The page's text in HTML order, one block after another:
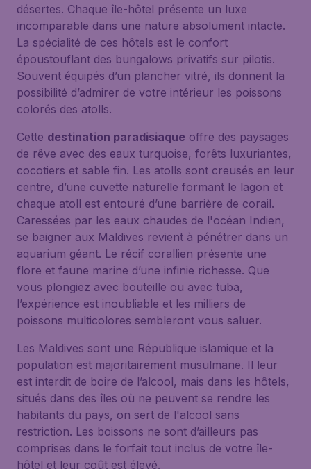
désertes. Chaque île-hôtel présente un luxe
incomparable dans une nature absolument intacte.
La spécialité de ces hôtels est le confort
époustouflant des bungalows privatifs sur pilotis.
Souvent équipés d’un plancher vitré, ils donnent la
possibilité d’admirer de votre intérieur les poissons
colorés des atolls.
Cette destination paradisiaque offre des paysages
de rêve avec des eaux turquoise, forêts luxuriantes,
cocotiers et sable fin. Les atolls sont creusés en leur
centre, d’une cuvette naturelle formant le lagon et
chaque atoll est entouré d’une barrière de corail.
Caressées par les eaux chaudes de l'océan Indien,
se baigner aux Maldives revient à pénétrer dans un
aquarium géant. Le récif corallien présente une
flore et faune marine d’une infinie richesse. Que
vous plongiez avec bouteille ou avec tuba,
l’expérience est inoubliable et les milliers de
poissons multicolores sembleront vous saluer.
Les Maldives sont une République islamique et la
population est majoritairement musulmane. Il leur
est interdit de boire de l’alcool, mais dans les hôtels,
situés dans des îles où ne peuvent se rendre les
habitants du pays, on sert de l'alcool sans
restriction. Les boissons ne sont d’ailleurs pas
comprises dans le forfait tout inclus de votre île-
hôtel et leur coût est élevé.